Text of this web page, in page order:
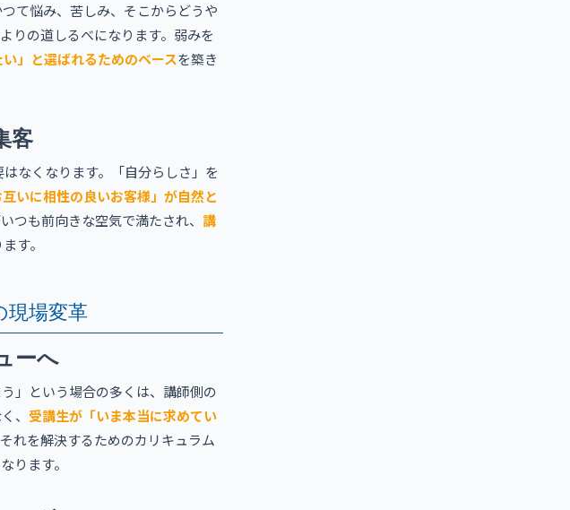
て悩み、苦しみ、そこからどうや
りの道しるべになります。弱みを
い」と選ばれるためのベースを築き
客
なくなります。「自分らしさ」を
互いに相性の良いお客様」が自然と
つも前向きな空気で満たされ、 講
す。
現場変革
ーへ
」という場合の多くは、講師側の
、 受講生が「いま本当に求めてい
れを解決するためのカリキュラム
ります。